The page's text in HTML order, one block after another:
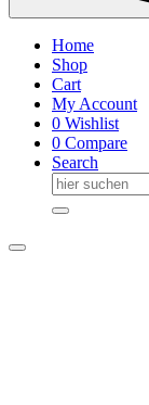
Home
Shop
Cart
My Account
0 Wishlist
0 Compare
Search
Suche
nach: